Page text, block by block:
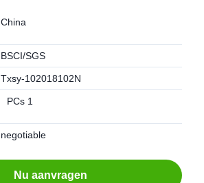
China
BSCI/SGS
Txsy-102018102N
PCs 1
negotiable
Nu aanvragen